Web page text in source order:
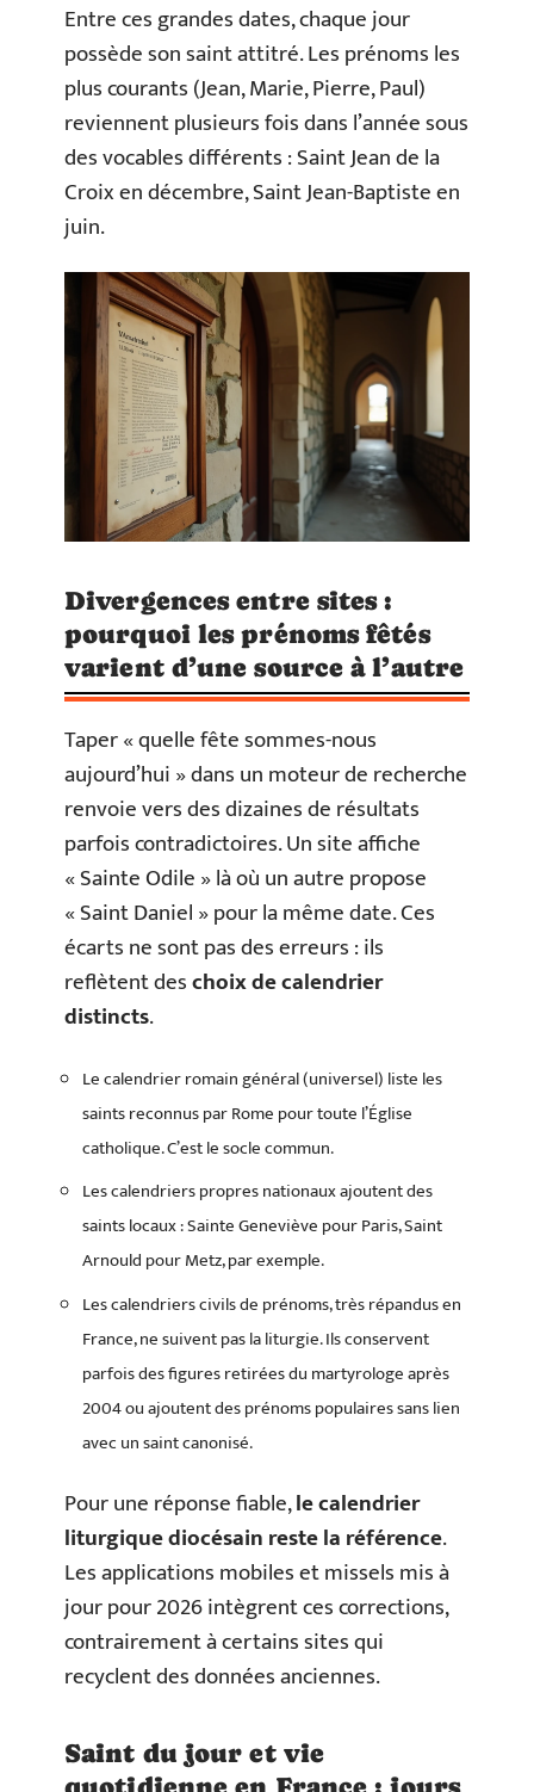
Entre ces grandes dates, chaque jour
possède son saint attitré. Les prénoms les
plus courants (Jean, Marie, Pierre, Paul)
reviennent plusieurs fois dans l’année sous
des vocables différents : Saint Jean de la
Croix en décembre, Saint Jean-Baptiste en
juin.
Divergences entre sites :
pourquoi les prénoms fêtés
varient d’une source à l’autre
Taper « quelle fête sommes-nous
aujourd’hui » dans un moteur de recherche
renvoie vers des dizaines de résultats
parfois contradictoires. Un site affiche
« Sainte Odile » là où un autre propose
« Saint Daniel » pour la même date. Ces
écarts ne sont pas des erreurs : ils
reflètent deschoix de calendrier
distincts.
Le calendrier romain général (universel) liste les
saints reconnus par Rome pour toute l’Église
catholique. C’est le socle commun.
Les calendriers propres nationaux ajoutent des
saints locaux : Sainte Geneviève pour Paris, Saint
Arnould pour Metz, par exemple.
Les calendriers civils de prénoms, très répandus en
France, ne suivent pas la liturgie. Ils conservent
parfois des figures retirées du martyrologe après
2004 ou ajoutent des prénoms populaires sans lien
avec un saint canonisé.
Pour une réponse fiable,le calendrier
liturgique diocésain reste la référence.
Les applications mobiles et missels mis à
jour pour 2026 intègrent ces corrections,
contrairement à certains sites qui
recyclent des données anciennes.
Saint du jour et vie